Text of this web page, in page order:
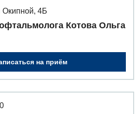
Окипной, 4Б
Котова Ольга
на приём